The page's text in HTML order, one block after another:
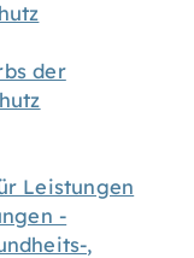
der
Leistungen
-
,